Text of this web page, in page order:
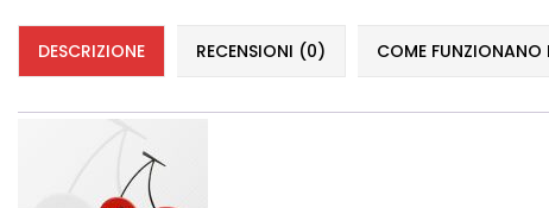
DESCRIZIONE RECENSIONI (0) COME FUNZIONANO